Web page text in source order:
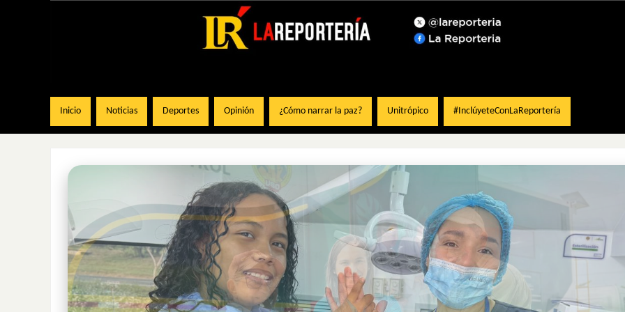
Inicio Noticias Deportes Opinión ¿Cómo narrar la paz? Unitrópico #InclúyeteConLaReportería